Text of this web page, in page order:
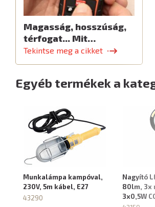
Magasság, hosszúság,
térfogat... Mit…
Tekintse meg a cikket
Egyéb termékek a
Munkalámpa kampóval,
230V, 5m kábel, E27
43290
Nagyító
80lm, 3x
3x0,5W